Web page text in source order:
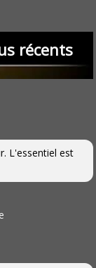
récents
L'essentiel est